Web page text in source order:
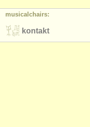
musicalchairs:
kontakt